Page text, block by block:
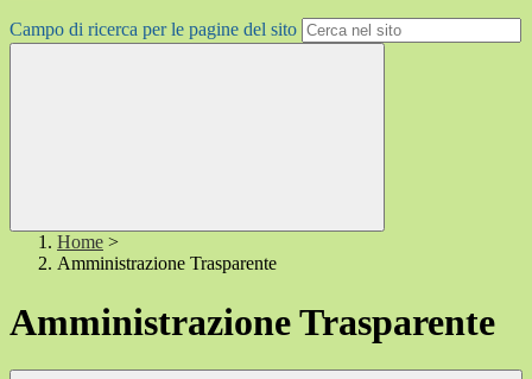
Campo di ricerca per le pagine del sito
Home >
Amministrazione Trasparente
Amministrazione Trasparente